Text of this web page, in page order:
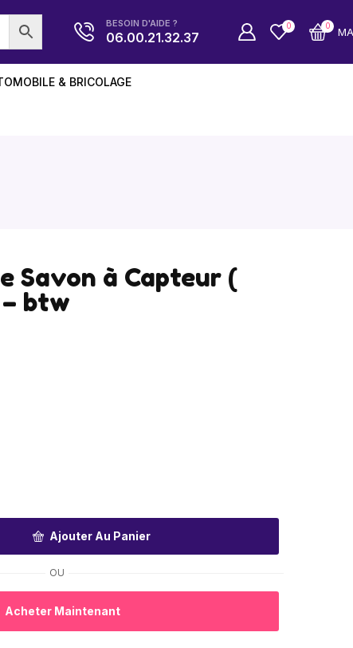
BESOIN D'AIDE ?
06.00.21.32.37
0 0
& BRICOLAGE
Savon à Capteur (
btw
Ajouter Au Panier
OU
Acheter Maintenant